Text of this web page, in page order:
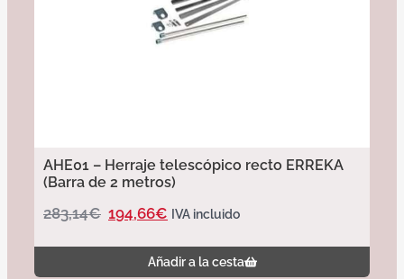
AHE01 – Herraje telescópico recto ERREKA
(Barra de 2 metros)
283,14€ 194,66€ IVA incluido
Añadir a la cesta